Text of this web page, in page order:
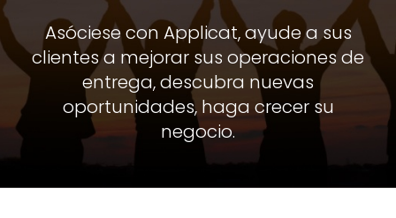
Asóciese con Applicat, ayude a sus
clientes a mejorar sus operaciones de
entrega, descubra nuevas
oportunidades, haga crecer su
negocio.